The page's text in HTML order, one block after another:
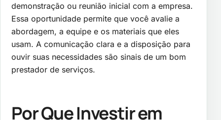
demonstração ou reunião inicial com a empresa.
Essa oportunidade permite que você avalie a
abordagem, a equipe e os materiais que eles
usam. A comunicação clara e a disposição para
ouvir suas necessidades são sinais de um bom
prestador de serviços.
Por Que Investir em